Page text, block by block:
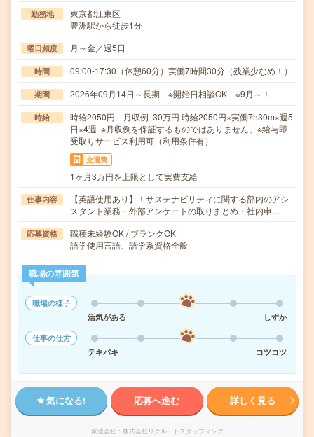
勤務地
東京都江東区
豊洲駅から徒歩1分
曜日頻度 月～金／週5日
時間 09:00-17:30（休憩60分）実働7時間30分（残業少なめ！）
期間 2026年09月14日～長期 ※開始日相談OK ※9月～！
時給
時給2050円 月収例 30万円 時給2050円×実働7h30m×週5
日×4週 ※月収例を保証するものではありません。※給与即
受取りサービス利用可（利用条件有）
交通費
1ヶ月3万円を上限として実費支給
仕事内容
【英語使用あり】！サステナビリティに関する部内のアシ
スタント業務・外部アンケートの取りまとめ・社内申…
応募資格
職種未経験OK / ブランクOK
語学使用言語、語学系資格全般
職場の雰囲気
職場の様子
活気がある
しずか
仕事の仕方
テキパキ
コツコツ
気になる! 応募へ進む 詳しく見る
派遣会社 株式会社リクルートスタッフィング